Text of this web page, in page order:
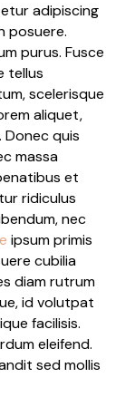
adipiscing
posuere.
purus. Fusce
tellus
scelerisque
aliquet,
Donec quis
massa
et
ridiculus
nec
ipsum primis
cubilia
diam rutrum
id volutpat
facilisis.
eleifend.
sed mollis